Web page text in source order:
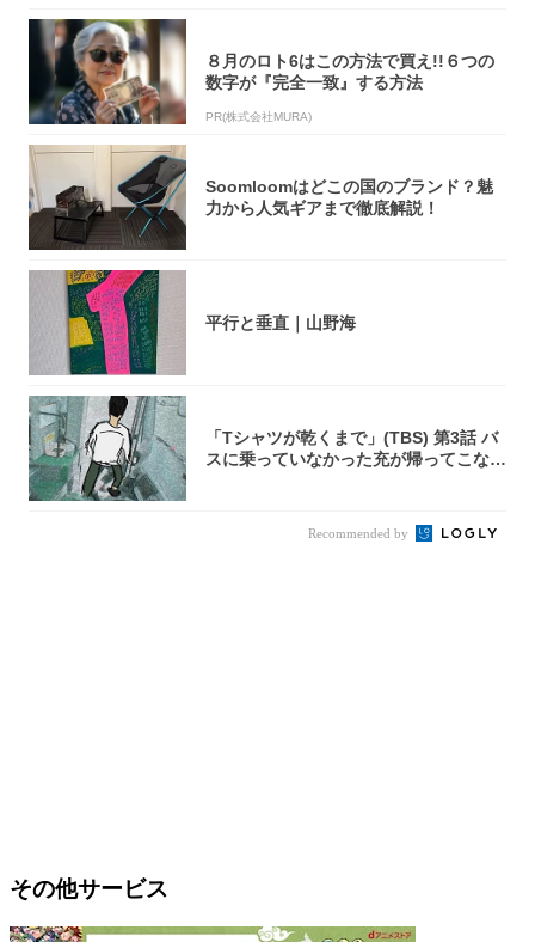
８月のロト6はこの方法で買え!!６つの
数字が『完全一致』する方法
PR(株式会社MURA)
Soomloomはどこの国のブランド？魅
力から人気ギアまで徹底解説！
平行と垂直｜山野海
「Tシャツが乾くまで」(TBS) 第3話 バ
スに乗っていなかった充が帰ってこな
Recommended by
その他サービス